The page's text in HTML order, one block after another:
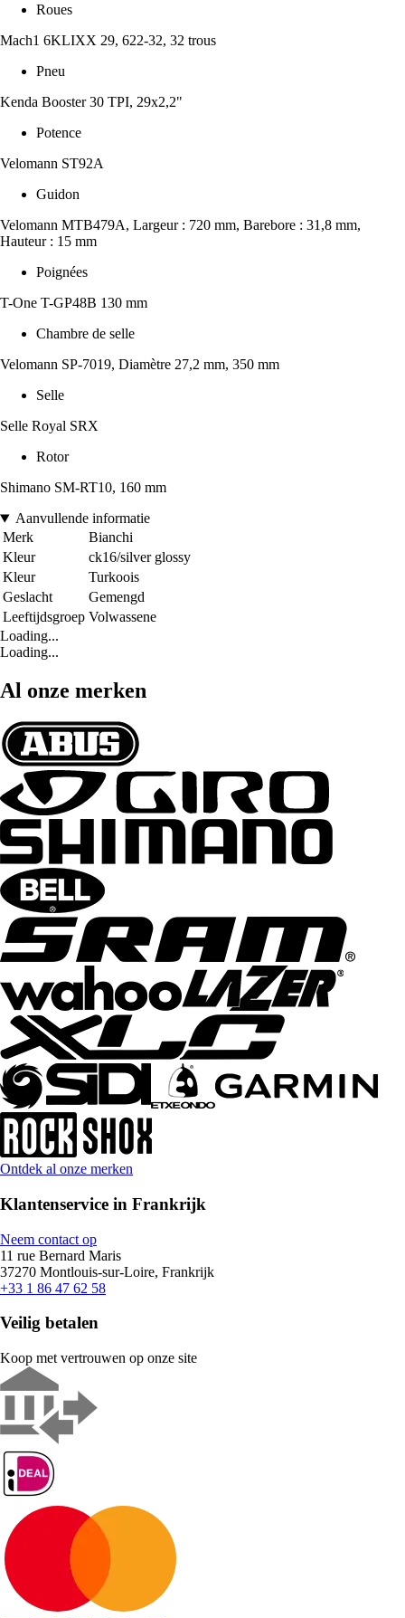
Roues
Mach1 6KLIXX 29, 622-32, 32 trous
Pneu
Kenda Booster 30 TPI, 29x2,2"
Potence
Velomann ST92A
Guidon
Velomann MTB479A, Largeur : 720 mm, Barebore : 31,8 mm,
Hauteur : 15 mm
Poignées
T-One T-GP48B 130 mm
Chambre de selle
Velomann SP-7019, Diamètre 27,2 mm, 350 mm
Selle
Selle Royal SRX
Rotor
Shimano SM-RT10, 160 mm
Aanvullende informatie
Merk
Bianchi
Kleur
ck16/silver glossy
Kleur
Turkoois
Geslacht
Gemengd
Leeftijdsgroep Volwassene
Loading...
Loading...
Al onze merken
Ontdek al onze merken
Klantenservice in Frankrijk
Neem contact op
11 rue Bernard Maris
37270 Montlouis-sur-Loire, Frankrijk
+33 1 86 47 62 58
Veilig betalen
Koop met vertrouwen op onze site